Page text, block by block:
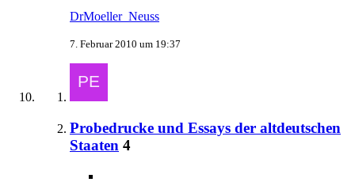
DrMoeller_Neuss
7. Februar 2010 um 19:37
Probedrucke und Essays der altdeutschen
Staaten 4